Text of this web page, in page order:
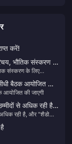
करें!
भौतिक संस्करण के
संस्करण के लिए
बैठक आयोजित की
आयोजित की जाएगी
से अधिक रही है,
अधिक रही है, और "शैडो